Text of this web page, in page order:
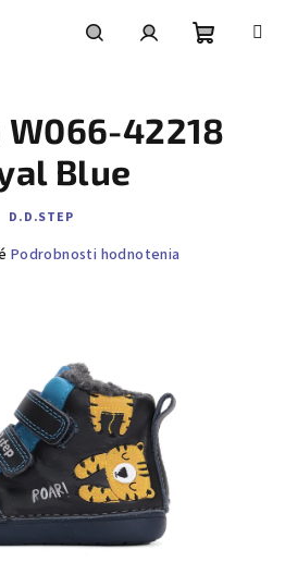
košík
W066-42218
Blue
D.D.STEP
Podrobnosti hodnotenia